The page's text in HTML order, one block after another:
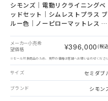
シモンズ｜電動リクライニングベ
ッドセット｜シムレストプラス ブ
ルー色｜ノーピローマットレス セ
メーカー小売希
望価格
¥396,000 (税
※セール対象商品のため、実際の価格は店舗へお問い合わせくださ
サイズ セミダブ
ブランド シモン